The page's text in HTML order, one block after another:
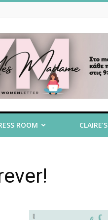
ROOM CLAIRE’S